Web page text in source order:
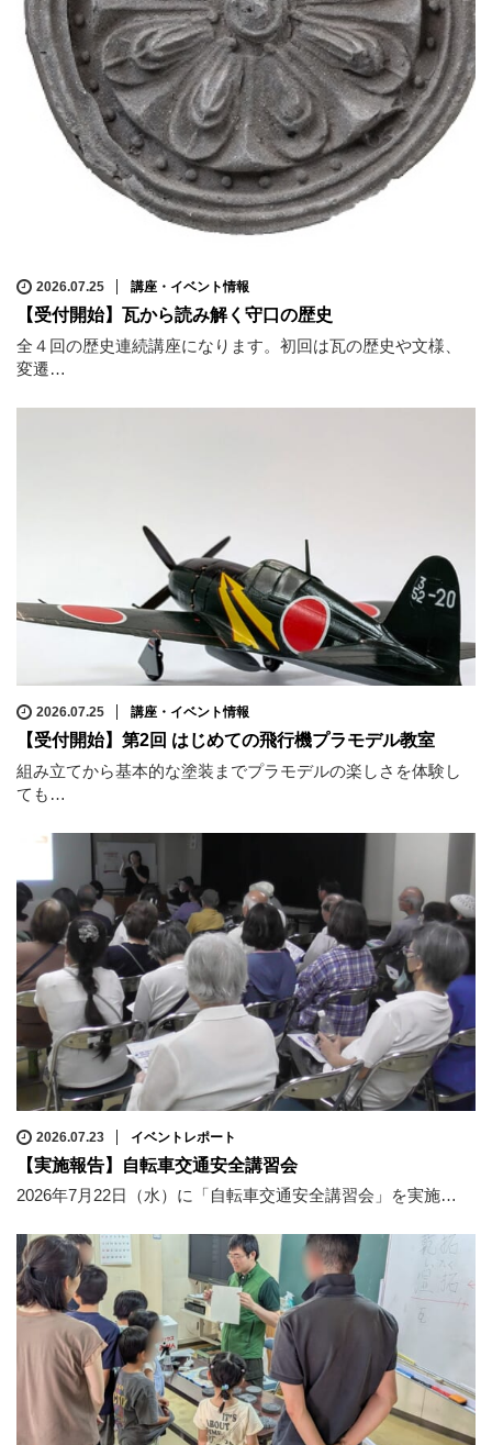
2026.07.25 講座・イベント情報
【受付開始】瓦から読み解く守口の歴史
全４回の歴史連続講座になります。初回は瓦の歴史や文様、
変遷…
2026.07.25 講座・イベント情報
【受付開始】第2回 はじめての飛行機プラモデル教室
組み立てから基本的な塗装までプラモデルの楽しさを体験し
ても…
2026.07.23 イベントレポート
【実施報告】自転車交通安全講習会
2026年7月22日（水）に「自転車交通安全講習会」を実施…